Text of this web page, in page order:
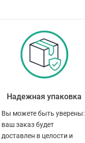
Надежная упаковка
Вы можете быть уверены:
ваш заказ будет
доставлен в целости и